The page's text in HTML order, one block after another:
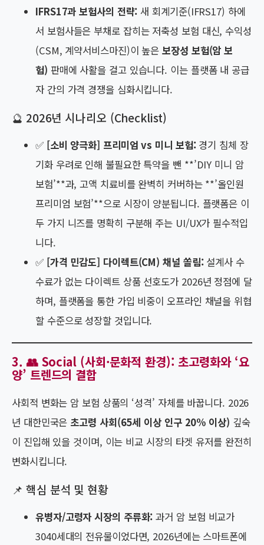
IFRS17과 보험사의 전략: 새 회계기준(IFRS17) 하에
서 보험사들은 부채로 잡히는 저축성 보험 대신, 수익성
(CSM, 계약서비스마진)이 높은보장성 보험(암 보
험) 판매에 사활을 걸고 있습니다. 이는 플랫폼 내 공급
자 간의 가격 경쟁을 심화시킵니다.
🔮 2026년 시나리오 (Checklist)
✅ [소비 양극화] 프리미엄 vs 미니 보험:경기 침체 장
기화 우려로 인해 불필요한 특약을 뺀 **’DIY 미니 암
보험’**과, 고액 치료비를 완벽히 커버하는 **’올인원
프리미엄 보험’**으로 시장이 양분됩니다. 플랫폼은 이
두 가지 니즈를 명확히 구분해 주는 UI/UX가 필수적입
니다.
✅ [가격 민감도] 다이렉트(CM) 채널 쏠림:설계사 수
수료가 없는 다이렉트 상품 선호도가 2026년 정점에 달
하며, 플랫폼을 통한 가입 비중이 오프라인 채널을 위협
할 수준으로 성장할 것입니다.
3. 👥 Social (사회·문화적 환경): 초고령화와 ‘요
양’ 트렌드의 결합
사회적 변화는 암 보험 상품의 ‘성격’ 자체를 바꿉니다. 2026
년 대한민국은 초고령 사회(65세 이상 인구 20% 이상) 깊숙
이 진입해 있을 것이며, 이는 비교 시장의 타겟 유저를 완전히
변화시킵니다.
📌 핵심 분석 및 현황
유병자/고령자 시장의 주류화: 과거 암 보험 비교가
3040세대의 전유물이었다면, 2026년에는 스마트폰에